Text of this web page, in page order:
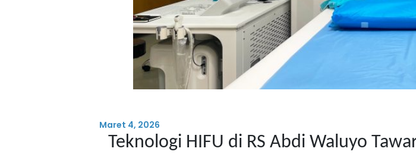
Maret 4, 2026
Teknologi HIFU di RS Abdi Waluyo